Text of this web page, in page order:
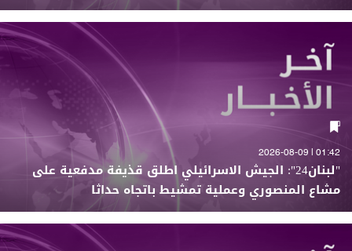
01:42 | 2026-08-09
"لبنان24": الجيش الاسرائيلي اطلق قذيفة مدفعية على
مشاع المنصوري وعملية تمشيط باتجاه حداثا